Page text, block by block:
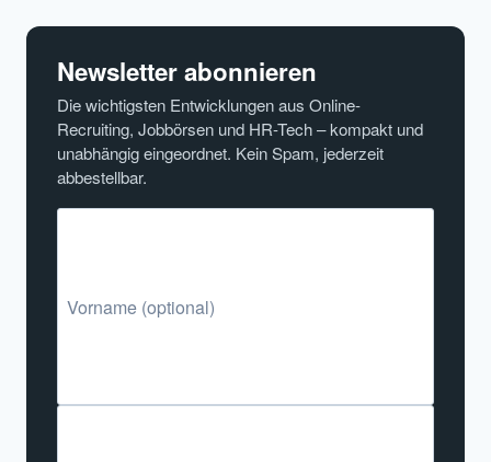
Newsletter abonnieren
Die wichtigsten Entwicklungen aus Online-
Recruiting, Jobbörsen und HR-Tech – kompakt und
unabhängig eingeordnet. Kein Spam, jederzeit
abbestellbar.